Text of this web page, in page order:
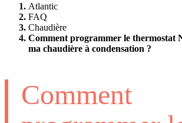
Atlantic
FAQ
Chaudière
Comment programmer le thermostat
ma chaudière à condensation ?
Comment